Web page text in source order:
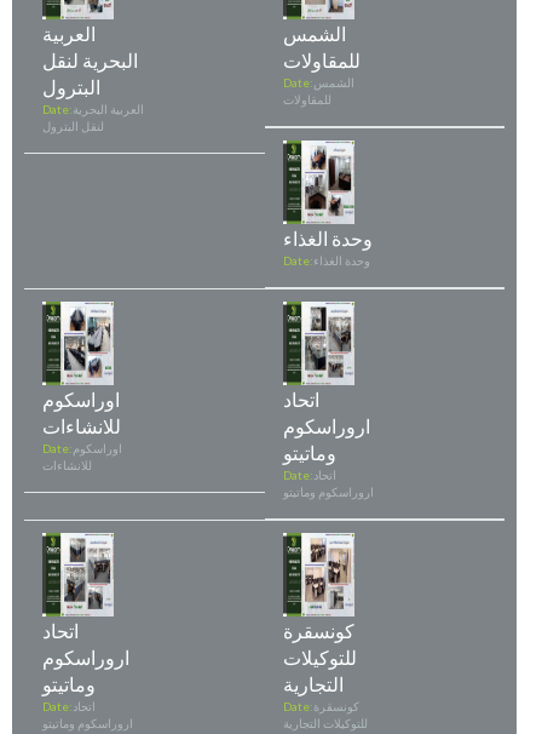
العربية
البحرية لنقل
البترول
Date:العربية البحرية
لنقل البترول
الشمس
للمقاولات
Date:الشمس
للمقاولات
وحدة الغذاء
Date:وحدة الغذاء
اوراسكوم
للانشاءات
Date: اوراسكوم
للانشاءات
اتحاد
اروراسكوم
وماتيتو
Date: اتحاد
اروراسكوم وماتيتو
اتحاد
اروراسكوم
وماتيتو
Date: اتحاد
اروراسكوم وماتيتو
كونسقرة
للتوكيلات
التجارية
Date:كونسقرة
للتوكيلات التجارية